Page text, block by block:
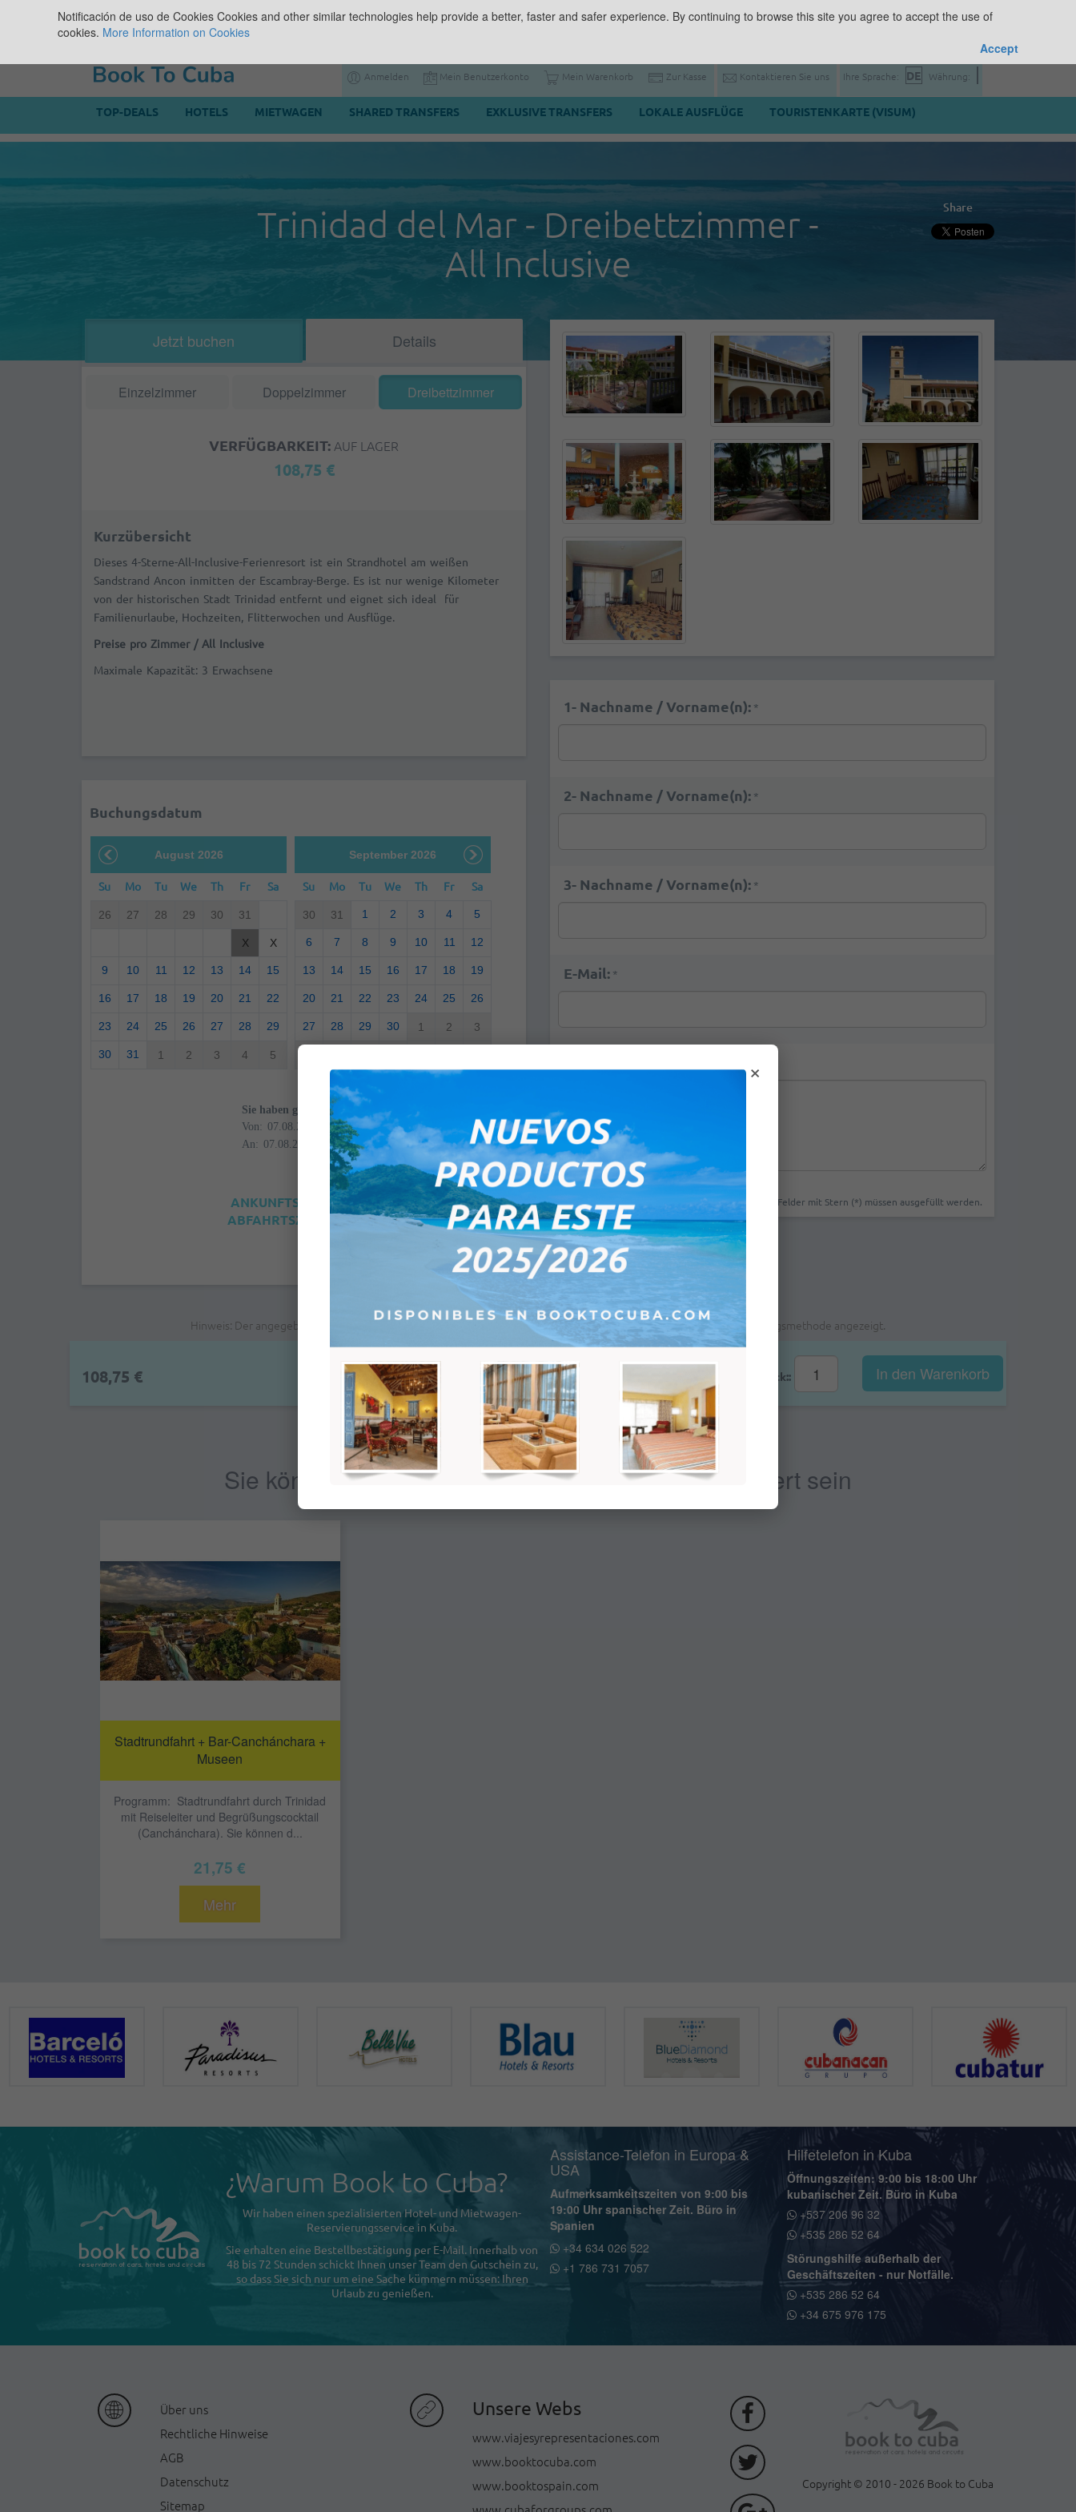
Anmelden Mein Benutzerkonto Mein Warenkorb Zur Kasse Kontaktieren Sie uns Ihre Sprache: Währung:
TOP-DEALS HOTELS MIETWAGEN SHARED TRANSFERS EXKLUSIVE TRANSFERS LOKALE AUSFLÜGE TOURISTENKARTE (VISUM)
Trinidad del Mar - Dreibettzimmer -
All Inclusive
Share
Jetzt buchen Details
Einzelzimmer Doppelzimmer Dreibettzimmer
VERFÜGBARKEIT: AUF LAGER
108,75 €
Kurzübersicht
Dieses 4-Sterne-All-Inclusive-Ferienresort ist ein Strandhotel am weißen
Sandstrand Ancon inmitten der Escambray-Berge. Es ist nur wenige Kilometer
von der historischen Stadt Trinidad entfernt und eignet sich ideal für
Familienurlaube, Hochzeiten, Flitterwochen und Ausflüge.
Preise pro Zimmer / All Inclusive
Maximale Kapazität: 3 Erwachsene
Buchungsdatum
August 2026
Su Mo Tu We Th Fr Sa
26 27 28 29 30 31
X X
9 10 11 12 13 14 15
16 17 18 19 20 21 22
23 24 25 26 27 28 29
30 31 1 2 3 4 5
September 2026
Su Mo Tu We Th Fr Sa
30 31 1 2 3 4 5
6 7 8 9 10 11 12
13 14 15 16 17 18 19
20 21 22 23 24 25 26
27 28 29 30 1 2 3
Sie haben gewählt
Von:
An:
ANKUNFTSZEIT: 4:00PM
ABFAHRTSZEIT: 12:00PM
1- Nachname / Vorname(n): *
2- Nachname / Vorname(n): *
3- Nachname / Vorname(n): *
E-Mail: *
Felder mit Stern (*) müssen ausgefüllt werden.
Hinweis: Der angegebene Preis ist nicht der Endpreis. Später wird der Gesamtpreis abhängig von der gewählten Zahlungsmethode angezeigt.
108,75 € Stk:: In den Warenkorb
Sie könnten auch an folgenden Produkten interessiert sein
Stadtrundfahrt + Bar-Canchánchara +
Museen
Programm: Stadtrundfahrt durch Trinidad
mit Reiseleiter und Begrüßungscocktail
(Canchánchara). Sie können d...
21,75 €
Mehr
¿Warum Book to Cuba?
Wir haben einen spezialisierten Hotel- und Mietwagen-
Reservierungsservice in Kuba.
Sie erhalten eine Bestellbestätigung per E-Mail. Innerhalb von
48 bis 72 Stunden schickt Ihnen unser Team den Gutschein zu,
so dass Sie sich nur um eine Sache kümmern müssen: Ihren
Urlaub zu genießen.
Assistance-Telefon in Europa &
USA
Aufmerksamkeitszeiten von 9:00 bis
19:00 Uhr spanischer Zeit. Büro in
Spanien
+34 634 026 522
+1 786 731 7057
Hilfetelefon in Kuba
Öffnungszeiten: 9:00 bis 18:00 Uhr
kubanischer Zeit. Büro in Kuba
+537 206 96 32
+535 286 52 64
Störungshilfe außerhalb der
Geschäftszeiten - nur Notfälle.
+535 286 52 64
+34 675 976 175
Über uns
Rechtliche Hinweise
AGB
Datenschutz
Sitemap
Unsere Webs
www.viajesyrepresentaciones.com
www.booktocuba.com
www.booktospain.com
Copyright © 2010 - 2026 Book to Cuba
×
Notificación de uso de Cookies Cookies and other similar technologies help provide a better, faster and safer experience. By continuing to browse this site you agree to accept the use of
cookies. More Information on Cookies
Accept